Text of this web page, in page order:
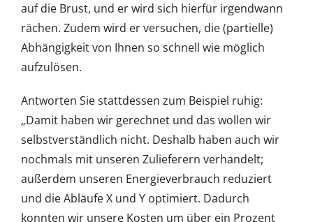
auf die Brust, und er wird sich hierfür irgendwann
rächen. Zudem wird er versuchen, die (partielle)
Abhängigkeit von Ihnen so schnell wie möglich
aufzulösen.
Antworten Sie stattdessen zum Beispiel ruhig:
„Damit haben wir gerechnet und das wollen wir
selbstverständlich nicht. Deshalb haben auch wir
nochmals mit unseren Zulieferern verhandelt;
außerdem unseren Energieverbrauch reduziert
und die Abläufe X und Y optimiert. Dadurch
konnten wir unsere Kosten um über ein Prozent